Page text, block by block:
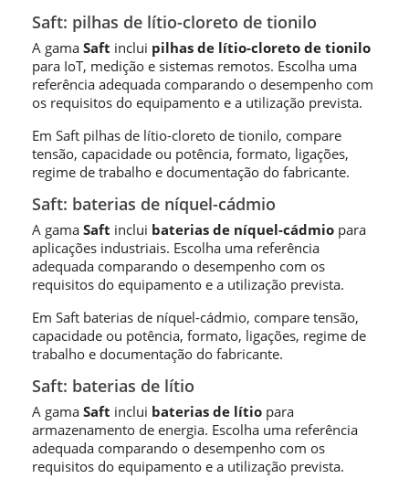
Saft: pilhas de lítio-cloreto de tionilo
A gama Saft inclui pilhas de lítio-cloreto de tionilo
para IoT, medição e sistemas remotos. Escolha uma
referência adequada comparando o desempenho com
os requisitos do equipamento e a utilização prevista.
Em Saft pilhas de lítio-cloreto de tionilo, compare
tensão, capacidade ou potência, formato, ligações,
regime de trabalho e documentação do fabricante.
Saft: baterias de níquel-cádmio
A gama Saft inclui baterias de níquel-cádmio para
aplicações industriais. Escolha uma referência
adequada comparando o desempenho com os
requisitos do equipamento e a utilização prevista.
Em Saft baterias de níquel-cádmio, compare tensão,
capacidade ou potência, formato, ligações, regime de
trabalho e documentação do fabricante.
Saft: baterias de lítio
A gama Saft inclui baterias de lítio para
armazenamento de energia. Escolha uma referência
adequada comparando o desempenho com os
requisitos do equipamento e a utilização prevista.